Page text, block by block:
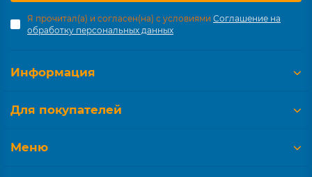
Я прочитал(а) и согласен(на) с условиями Соглашение на
обработку персональных данных
Информация
Для покупателей
Меню